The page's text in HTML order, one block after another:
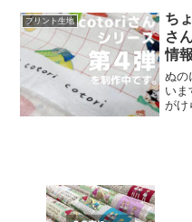
プリント生地
ち
さ
情
ぬの
いま
がけ